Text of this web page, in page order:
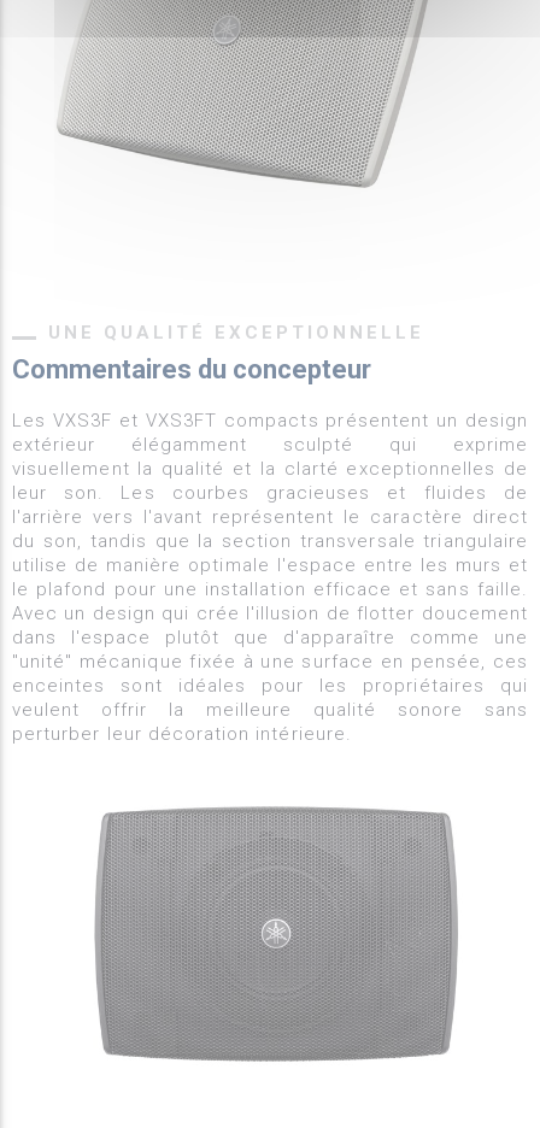
UNE QUALITÉ EXCEPTIONNELLE
Commentaires du concepteur
Les VXS3F et VXS3FT compacts présentent un design
extérieur élégamment sculpté qui exprime
visuellement la qualité et la clarté exceptionnelles de
leur son. Les courbes gracieuses et fluides de
l'arrière vers l'avant représentent le caractère direct
du son, tandis que la section transversale triangulaire
utilise de manière optimale l'espace entre les murs et
le plafond pour une installation efficace et sans faille.
Avec un design qui crée l'illusion de flotter doucement
dans l'espace plutôt que d'apparaître comme une
"unité" mécanique fixée à une surface en pensée, ces
enceintes sont idéales pour les propriétaires qui
veulent offrir la meilleure qualité sonore sans
perturber leur décoration intérieure.